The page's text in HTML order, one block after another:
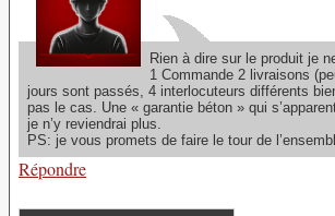
Rien à dire sur le produit je
1 Commande 2 livraisons
jours sont passés, 4 interlocuteurs différents
pas le cas. Une « garantie béton » qui
je n’y reviendrai plus.
PS: je vous promets de faire le tour de
Répondre